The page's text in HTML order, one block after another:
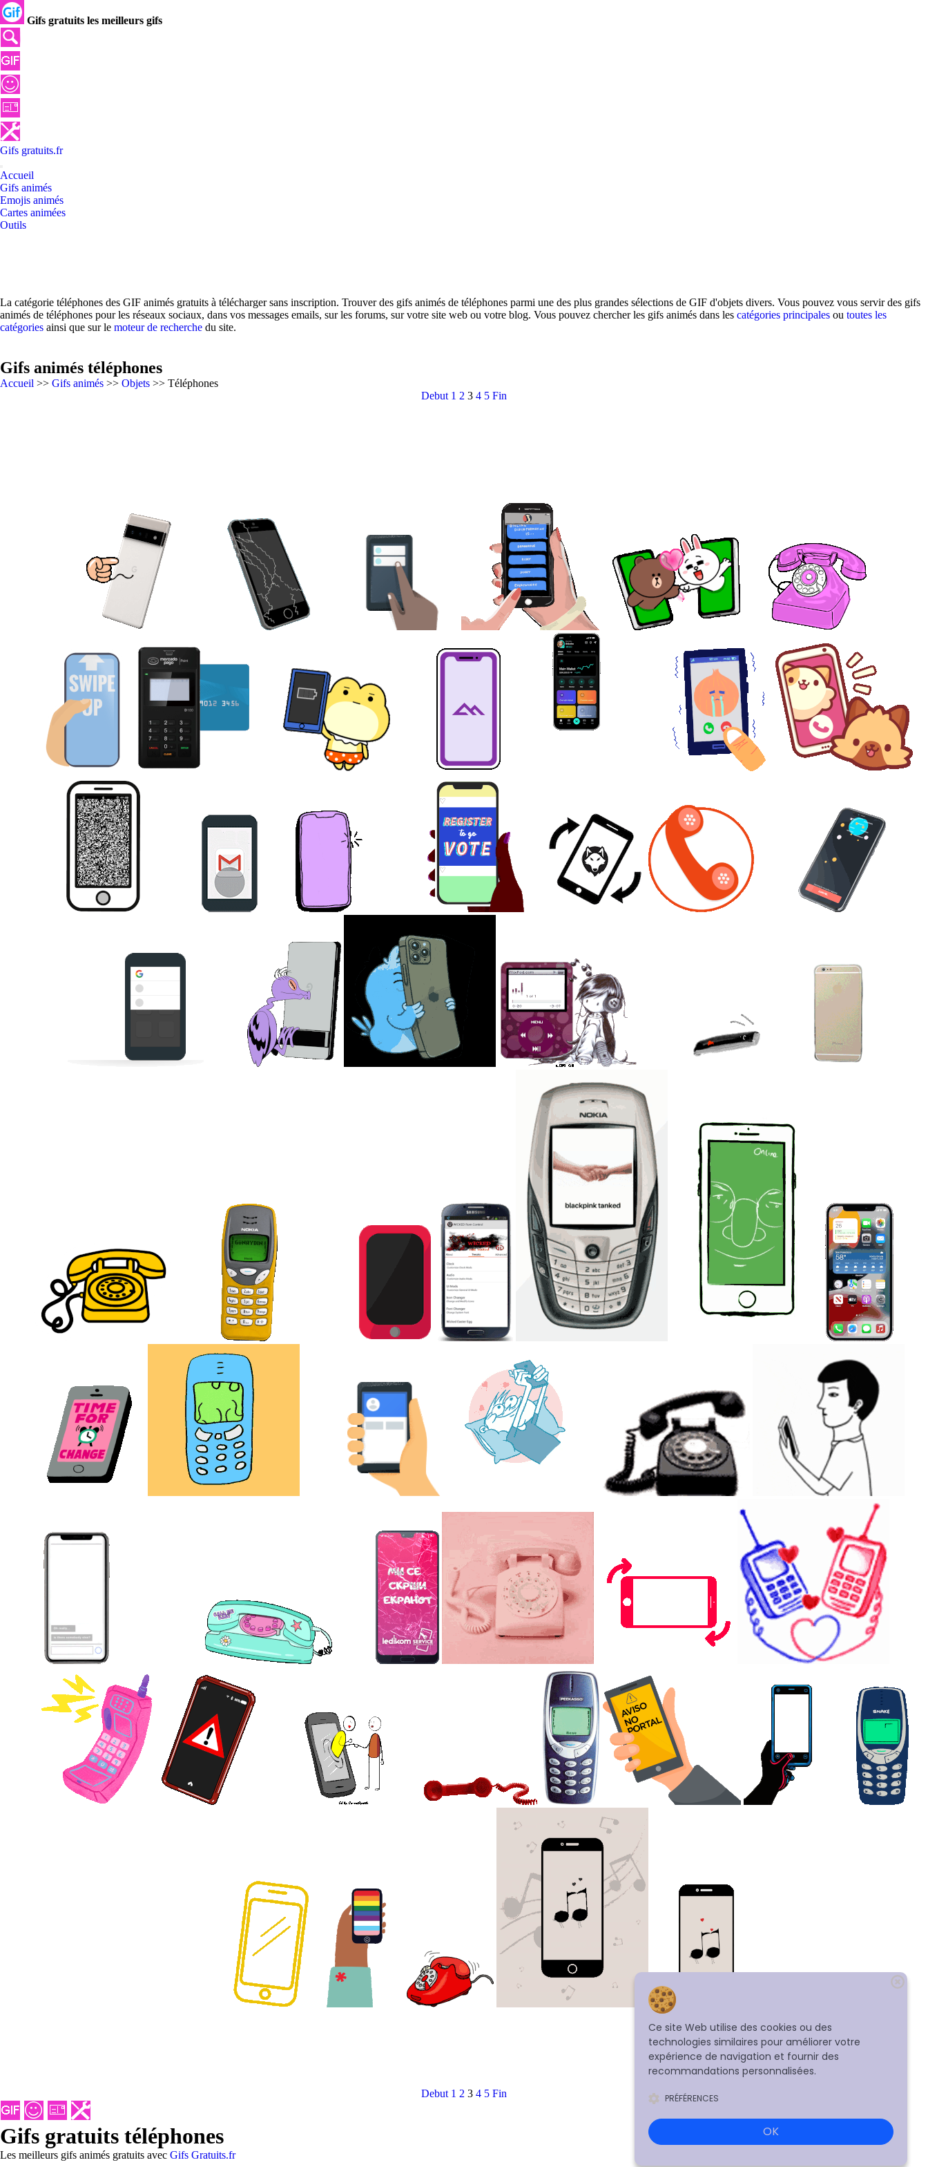
Gifs gratuits les meilleurs gifs
Gifs gratuits.fr
Accueil
Gifs animés
Emojis animés
Cartes animées
Outils
La catégorie téléphones des GIF animés gratuits à télécharger sans inscription. Trouver des gifs animés de téléphones parmi une des plus grandes sélections de GIF d'objets divers. Vous pouvez vous servir des gifs
animés de téléphones pour les réseaux sociaux, dans vos messages emails, sur les forums, sur votre site web ou votre blog. Vous pouvez chercher les gifs animés dans les catégories principales ou toutes les
catégories ainsi que sur le moteur de recherche du site.
Gifs animés téléphones
Accueil >> Gifs animés >> Objets >> Téléphones
Debut 1 2 3 4 5 Fin
Debut 1 2 3 4 5 Fin
Gifs gratuits téléphones
Les meilleurs gifs animés gratuits avec Gifs Gratuits.fr
Ce site Web utilise des cookies ou des
technologies similaires pour améliorer votre
expérience de navigation et fournir des
recommandations personnalisées.
PRÉFÉRENCES
OK